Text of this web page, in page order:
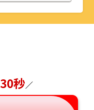
30秒／